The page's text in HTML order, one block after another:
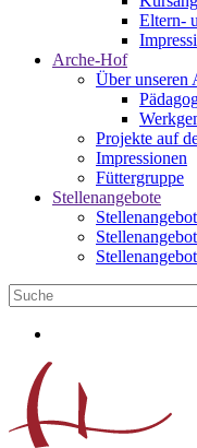
Eltern-
Arche-Hof
Über unseren
Projekte auf
Impressionen
Füttergruppe
Stellenangebote